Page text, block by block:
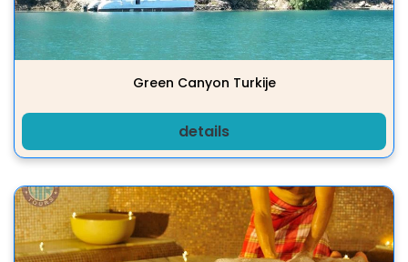
Green Canyon Turkije
details